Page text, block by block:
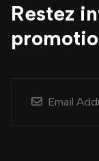
Restez